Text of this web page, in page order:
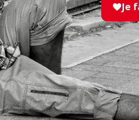
sur-mesure près de chez vous en
disponibilité et de vos
Je